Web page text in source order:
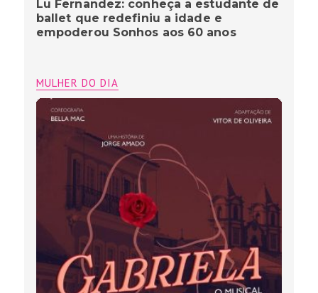
Lu Fernandez: conheça a estudante de
ballet que redefiniu a idade e
empoderou Sonhos aos 60 anos
MULHER DO DIA